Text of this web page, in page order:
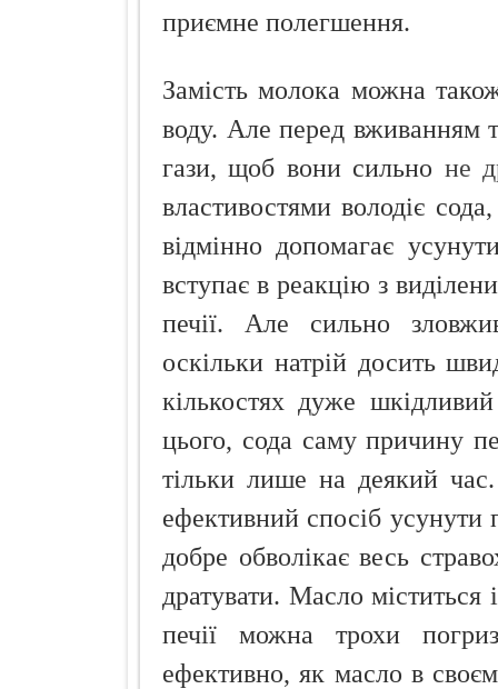
приємне полегшення.
Замість молока можна
воду. Але перед вживанням
гази, щоб вони сильно не
властивостями володіє
відмінно допомагає
вступає в реакцію з
печії. Але сильно
оскільки натрій досить
кількостях дуже
цього, сода саму причину
тільки лише на деякий
ефективний спосіб
добре обволікає весь
дратувати. Масло
печії можна трохи
ефективно, як масло в